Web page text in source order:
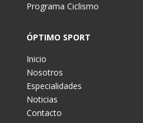
Programa Ciclismo
ÓPTIMO SPORT
Inicio
Nosotros
Especialidades
Noticias
Contacto